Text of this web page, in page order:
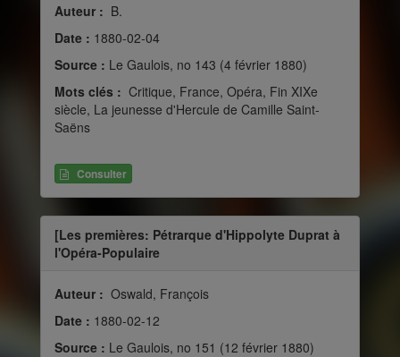
Auteur : B.
Date : 1880-02-04
Source : Le Gaulois, no 143 (4 février 1880)
Mots clés : Critique, France, Opéra, Fin XIXe
siècle, La jeunesse d'Hercule de Camille Saint-
Saëns
Consulter
[Les premières: Pétrarque d'Hippolyte Duprat à
l'Opéra-Populaire
Auteur : Oswald, François
Date : 1880-02-12
Source : Le Gaulois, no 151 (12 février 1880)